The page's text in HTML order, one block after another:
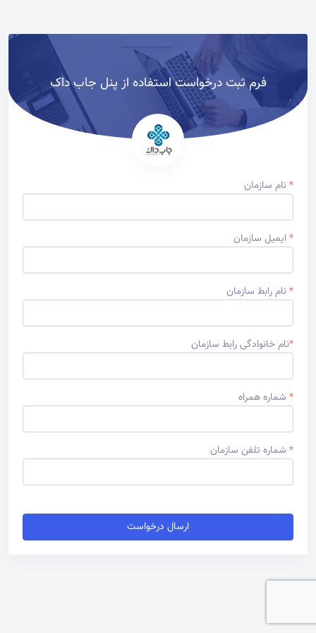
فرم ثبت درخواست استفاده از پنل جاب داک
*نام سازمان
* ایمیل سازمان
*نام رابط سازمان
*نام خانوادگی رابط سازمان
* شماره همراه
* شماره تلفن سازمان
ارسال درخواست